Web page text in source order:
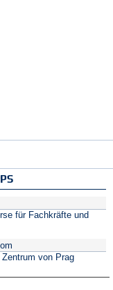
für Fachkräfte und
von Prag